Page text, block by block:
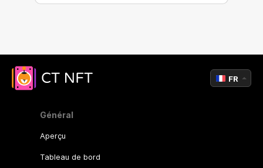
Général
Aperçu
Tableau de bord
FR